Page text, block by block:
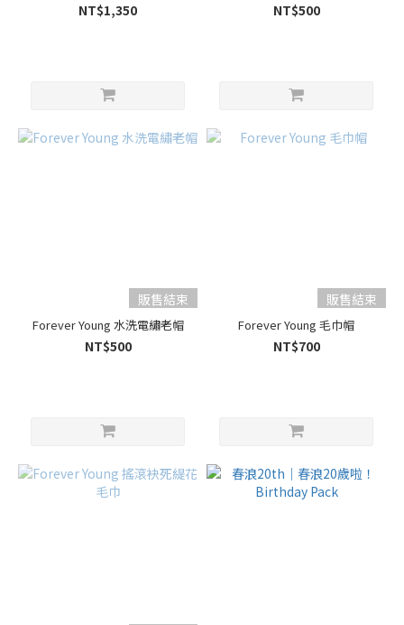
NT$1,350 NT$500
販售結束
Forever Young 水洗電繡老帽
NT$500
販售結束
Forever Young 毛巾帽
NT$700